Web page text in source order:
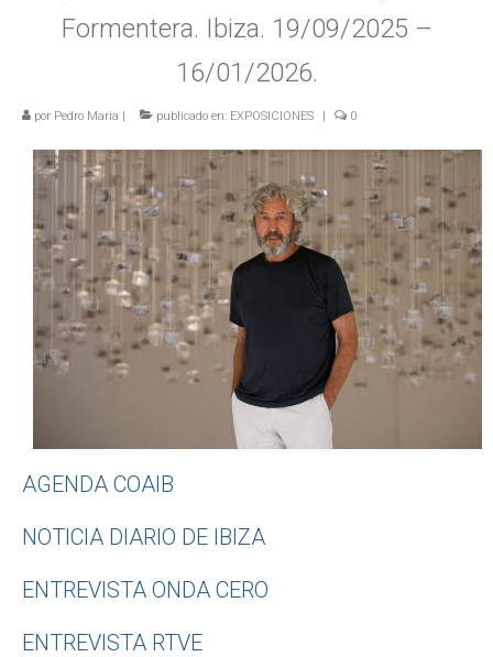
MEDIA
PUBLICACIONES
NOTICIAS
CONTACTO
Formentera. Ibiza. 19/09/2025 –
16/01/2026.
por Pedro Maria | publicado en: EXPOSICIONES | 0
AGENDA COAIB
NOTICIA DIARIO DE IBIZA
ENTREVISTA ONDA CERO
ENTREVISTA RTVE